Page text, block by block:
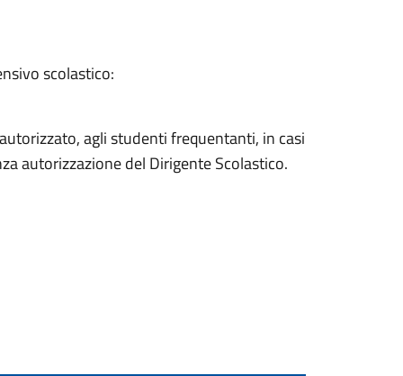
scolastico:
agli studenti frequentanti, in casi
autorizzazione del Dirigente Scolastico.